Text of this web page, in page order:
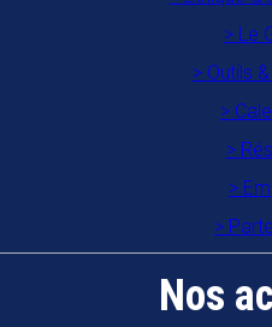
Le
Outils
Nos